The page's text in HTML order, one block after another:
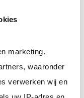
marketing.
waaronder
verwerken wij en